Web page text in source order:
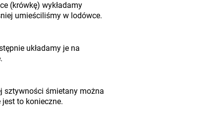
(krówkę) wykładamy
umieściliśmy w lodówce.
układamy je na
sztywności śmietany można
to konieczne.